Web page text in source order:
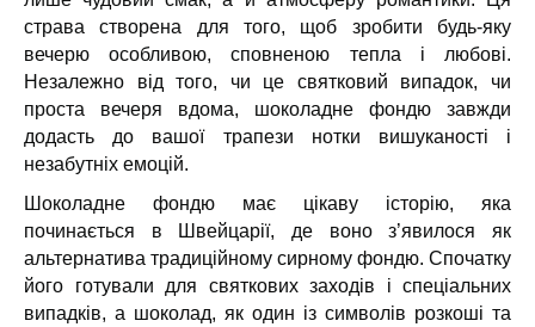
страва створена для того, щоб зробити будь-яку
вечерю особливою, сповненою тепла і любові.
Незалежно від того, чи це святковий випадок, чи
проста вечеря вдома, шоколадне фондю завжди
додасть до вашої трапези нотки вишуканості і
незабутніх емоцій.
Шоколадне фондю має цікаву історію, яка
починається в Швейцарії, де воно з’явилося як
альтернатива традиційному сирному фондю. Спочатку
його готували для святкових заходів і спеціальних
випадків, а шоколад, як один із символів розкоші та